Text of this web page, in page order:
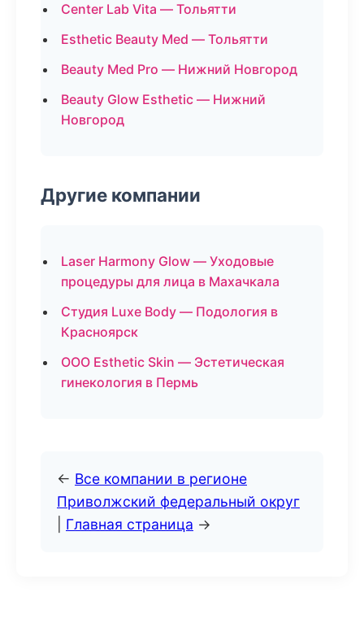
Center Lab Vita — Тольятти
Esthetic Beauty Med — Тольятти
Beauty Med Pro — Нижний Новгород
Beauty Glow Esthetic — Нижний
Новгород
Другие компании
Laser Harmony Glow — Уходовые
процедуры для лица в Махачкала
Студия Luxe Body — Подология в
Красноярск
ООО Esthetic Skin — Эстетическая
гинекология в Пермь
← Все компании в регионе
Приволжский федеральный округ
Главная страница →